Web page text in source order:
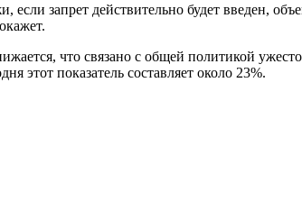
запрет действительно будет введен,
что связано с общей политикой
этот показатель составляет около 23%.